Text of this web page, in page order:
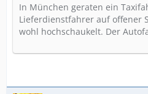
In München geraten ein
Lieferdienstfahrer auf offener
wohl hochschaukelt. Der